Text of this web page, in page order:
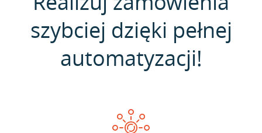
szybciej dzięki pełnej
automatyzacji!